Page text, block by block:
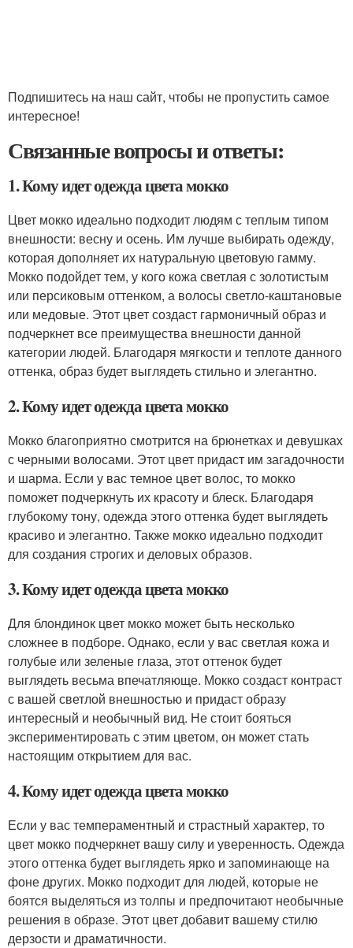
Подпишитесь на наш сайт, чтобы не пропустить самое
интересное!
Связанные вопросы и ответы:
1. Кому идет одежда цвета мокко
Цвет мокко идеально подходит людям с теплым типом
внешности: весну и осень. Им лучше выбирать одежду,
которая дополняет их натуральную цветовую гамму.
Мокко подойдет тем, у кого кожа светлая с золотистым
или персиковым оттенком, а волосы светло-каштановые
или медовые. Этот цвет создаст гармоничный образ и
подчеркнет все преимущества внешности данной
категории людей. Благодаря мягкости и теплоте данного
оттенка, образ будет выглядеть стильно и элегантно.
2. Кому идет одежда цвета мокко
Мокко благоприятно смотрится на брюнетках и девушках
с черными волосами. Этот цвет придаст им загадочности
и шарма. Если у вас темное цвет волос, то мокко
поможет подчеркнуть их красоту и блеск. Благодаря
глубокому тону, одежда этого оттенка будет выглядеть
красиво и элегантно. Также мокко идеально подходит
для создания строгих и деловых образов.
3. Кому идет одежда цвета мокко
Для блондинок цвет мокко может быть несколько
сложнее в подборе. Однако, если у вас светлая кожа и
голубые или зеленые глаза, этот оттенок будет
выглядеть весьма впечатляюще. Мокко создаст контраст
с вашей светлой внешностью и придаст образу
интересный и необычный вид. Не стоит бояться
экспериментировать с этим цветом, он может стать
настоящим открытием для вас.
4. Кому идет одежда цвета мокко
Если у вас темпераментный и страстный характер, то
цвет мокко подчеркнет вашу силу и уверенность. Одежда
этого оттенка будет выглядеть ярко и запоминающе на
фоне других. Мокко подходит для людей, которые не
боятся выделяться из толпы и предпочитают необычные
решения в образе. Этот цвет добавит вашему стилю
дерзости и драматичности.